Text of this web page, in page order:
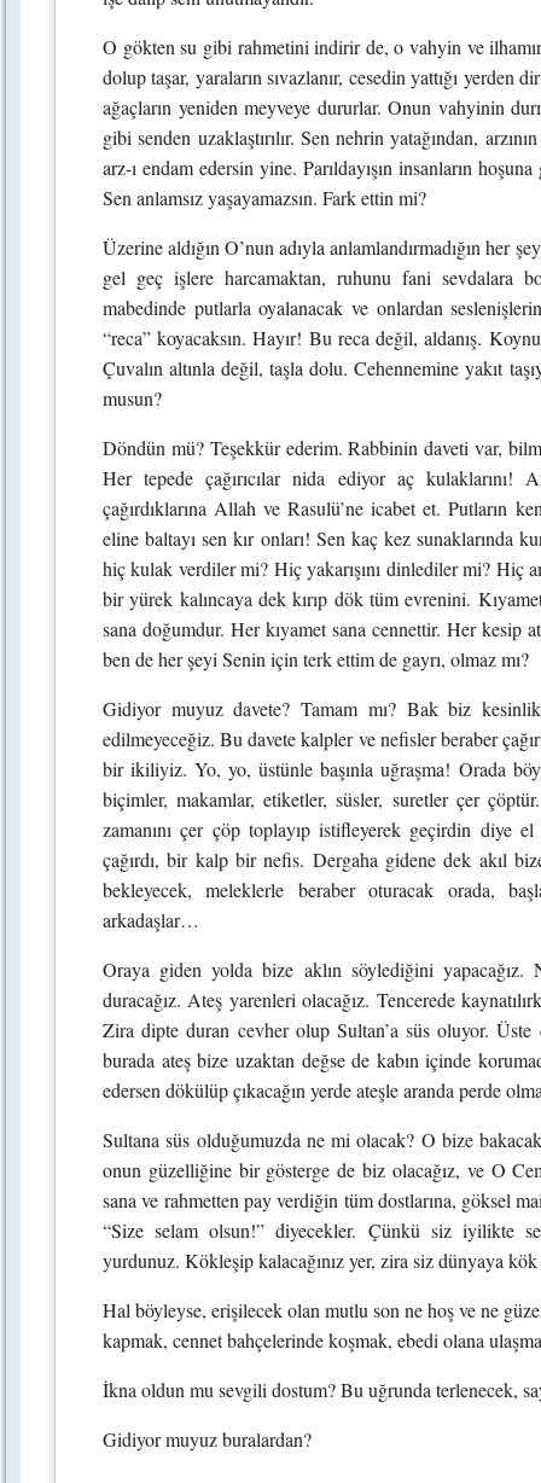
O gökten su gibi rahmetini indirir de, o vahyin ve
dolup taşar, yaraların sıvazlanır, cesedin yattığı
ağaçların yeniden meyveye dururlar. Onun vahyinin
gibi senden uzaklaştırılır. Sen nehrin yatağından,
arz-ı endam edersin yine. Parıldayışın insanların
Sen anlamsız yaşayamazsın. Fark ettin mi?
Üzerine aldığın O’nun adıyla anlamlandırmadığın her
gel geç işlere harcamaktan, ruhunu fani sevdalara
mabedinde putlarla oyalanacak ve onlardan
“reca” koyacaksın. Hayır! Bu reca değil, aldanış.
Çuvalın altınla değil, taşla dolu. Cehennemine yakıt
musun?
Döndün mü? Teşekkür ederim. Rabbinin daveti var,
Her tepede çağırıcılar nida ediyor aç kulaklarını!
çağırdıklarına Allah ve Rasulü’ne icabet et. Putların
eline baltayı sen kır onları! Sen kaç kez sunaklarında
hiç kulak verdiler mi? Hiç yakarışını dinlediler mi? Hiç
bir yürek kalıncaya dek kırıp dök tüm evrenini.
sana doğumdur. Her kıyamet sana cennettir. Her kesip
ben de her şeyi Senin için terk ettim de gayrı, olmaz mı?
Gidiyor muyuz davete? Tamam mı? Bak biz
edilmeyeceğiz. Bu davete kalpler ve nefisler beraber
bir ikiliyiz. Yo, yo, üstünle başınla uğraşma! Orada
biçimler, makamlar, etiketler, süsler, suretler çer
zamanını çer çöp toplayıp istifleyerek geçirdin diye
çağırdı, bir kalp bir nefis. Dergaha gidene dek akıl
bekleyecek, meleklerle beraber oturacak orada,
arkadaşlar…
Oraya giden yolda bize aklın söylediğini
duracağız. Ateş yarenleri olacağız. Tencerede
Zira dipte duran cevher olup Sultan’a süs oluyor. Üste
burada ateş bize uzaktan değse de kabın içinde
edersen dökülüp çıkacağın yerde ateşle aranda perde
Sultana süs olduğumuzda ne mi olacak? O bize
onun güzelliğine bir gösterge de biz olacağız, ve O
sana ve rahmetten pay verdiğin tüm dostlarına, göksel
“Size selam olsun!” diyecekler. Çünkü siz iyilikte
yurdunuz. Kökleşip kalacağınız yer, zira siz dünyaya kök
Hal böyleyse, erişilecek olan mutlu son ne hoş ve ne
kapmak, cennet bahçelerinde koşmak, ebedi olana
İkna oldun mu sevgili dostum? Bu uğrunda terlenecek,
Gidiyor muyuz buralardan?